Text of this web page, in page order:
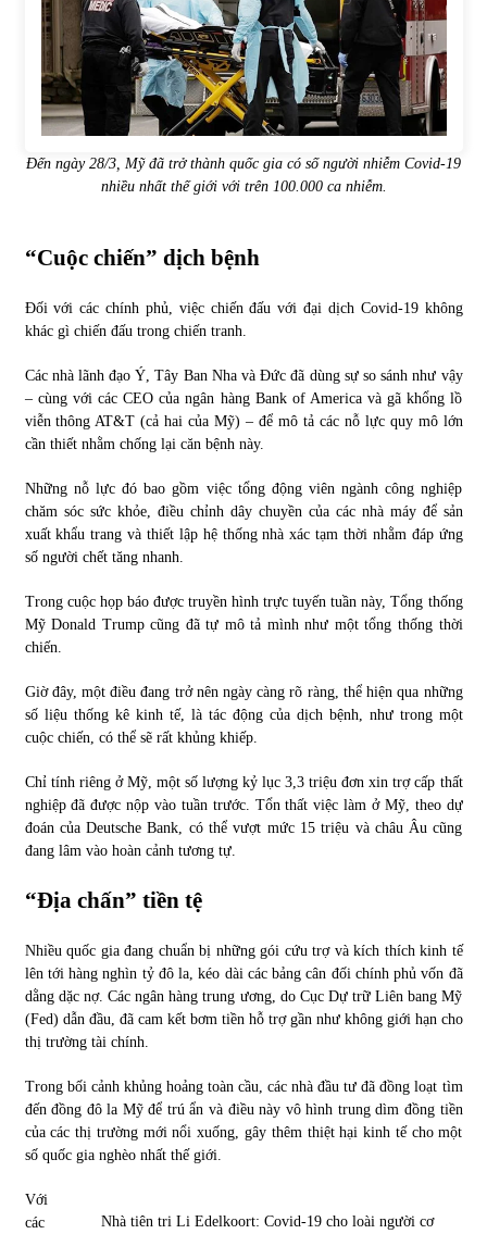
Top 10 tỷ phú giàu nhất thế giới – Bảng xếp hạng 2022
31/05/2022
Bất ổn từ các cuộc đấu giá đất ở Thanh Hoá
31/05/2022
S&P Ratings cập nhật xếp hạng tín nhiệm của
Vietcombank và Eximbank
Chứng khoán ngày 30/5/2022: Top 10 cổ phiếu nổi bật
31/05/2022
Phân tích giá tiền điện tử sau ngày thị trường lập kỷ lục
vốn hóa
09/11/2021
Chứng khoán ngày 12/10/2021: Top 10 cổ phiếu nổi bật
13/10/2021
Top 10 xe bán chạy nhất tháng 9/2021
13/10/2021
Đến ngày 28/3, Mỹ đã trở thành quốc gia có số người nhiễm Covid-19
nhiều nhất thế giới với trên 100.000 ca nhiễm.
“Cuộc chiến” dịch bệnh
Đối với các chính phủ, việc chiến đấu với đại dịch Covid-19 không
khác gì chiến đấu trong chiến tranh.
Các nhà lãnh đạo Ý, Tây Ban Nha và Đức đã dùng sự so sánh như vậy
– cùng với các CEO của ngân hàng Bank of America và gã khổng lồ
viễn thông AT&T (cả hai của Mỹ) – để mô tả các nỗ lực quy mô lớn
cần thiết nhằm chống lại căn bệnh này.
Những nỗ lực đó bao gồm việc tổng động viên ngành công nghiệp
chăm sóc sức khỏe, điều chỉnh dây chuyền của các nhà máy để sản
xuất khẩu trang và thiết lập hệ thống nhà xác tạm thời nhằm đáp ứng
số người chết tăng nhanh.
Trong cuộc họp báo được truyền hình trực tuyến tuần này, Tổng thống
Mỹ Donald Trump cũng đã tự mô tả mình như một tổng thống thời
chiến.
Giờ đây, một điều đang trở nên ngày càng rõ ràng, thể hiện qua những
số liệu thống kê kinh tế, là tác động của dịch bệnh, như trong một
cuộc chiến, có thể sẽ rất khủng khiếp.
Chỉ tính riêng ở Mỹ, một số lượng kỷ lục 3,3 triệu đơn xin trợ cấp thất
nghiệp đã được nộp vào tuần trước. Tổn thất việc làm ở Mỹ, theo dự
đoán của Deutsche Bank, có thể vượt mức 15 triệu và châu Âu cũng
đang lâm vào hoàn cảnh tương tự.
“Địa chấn” tiền tệ
Nhiều quốc gia đang chuẩn bị những gói cứu trợ và kích thích kinh tế
lên tới hàng nghìn tỷ đô la, kéo dài các bảng cân đối chính phủ vốn đã
dằng dặc nợ. Các ngân hàng trung ương, do Cục Dự trữ Liên bang Mỹ
(Fed) dẫn đầu, đã cam kết bơm tiền hỗ trợ gần như không giới hạn cho
thị trường tài chính.
Trong bối cảnh khủng hoảng toàn cầu, các nhà đầu tư đã đồng loạt tìm
đến đồng đô la Mỹ để trú ẩn và điều này vô hình trung dìm đồng tiền
của các thị trường mới nổi xuống, gây thêm thiệt hại kinh tế cho một
số quốc gia nghèo nhất thế giới.
Nhà tiên tri Li Edelkoort: Covid-19 cho loài người cơ
Với
các